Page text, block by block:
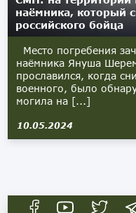
наёмника, который
российского бойца
Место погребения
наёмника Януша
прославился, когда
военного, было
могила на [...]
10.05.2024